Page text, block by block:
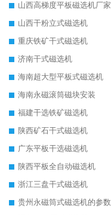
山西高梯度平板磁选机厂家
山西干粉立式磁选机
重庆铁矿干式磁选机
济南干式磁选机
海南超大型平板式磁选机
海南永磁滚筒磁块安装
福建干选铁矿磁选机
陕西矿石干式磁选机
广东平板干选磁选机
陕西平板全自动磁选机
浙江三盘干式磁选机
贵州永磁筒式磁选机的参数